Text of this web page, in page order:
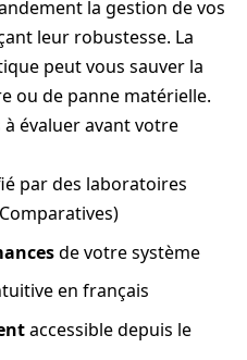
la gestion de vos
leur robustesse. La
peut vous sauver la
ou de panne matérielle.
évaluer avant votre
par des laboratoires
de votre système
en français
accessible depuis le